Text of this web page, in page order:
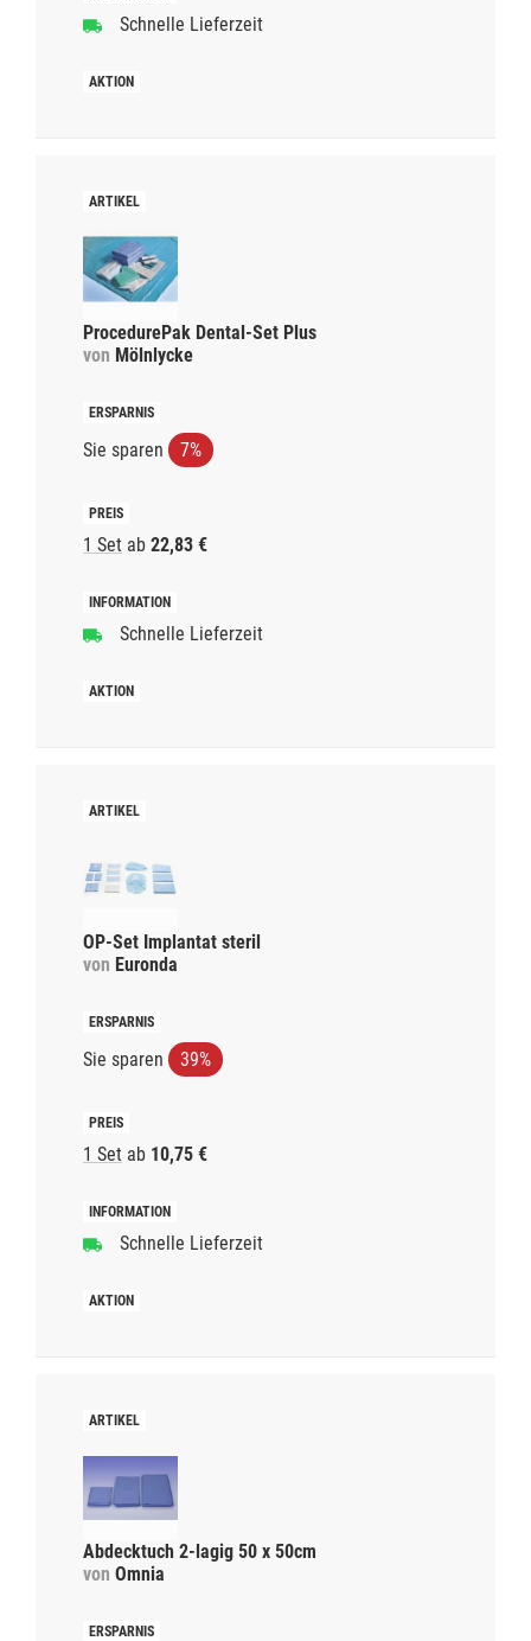
Schnelle Lieferzeit
ProcedurePak Dental-Set Plus
von Mölnlycke
Sie sparen 7%
1 Set ab 22,83 €
Schnelle Lieferzeit
OP-Set Implantat steril
von Euronda
Sie sparen 39%
1 Set ab 10,75 €
Schnelle Lieferzeit
Abdecktuch 2-lagig 50 x 50cm
von Omnia